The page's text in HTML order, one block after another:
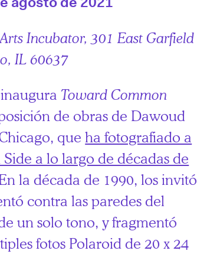
Incubator, 301 East Garfield
IL 60637
Toward Common
de obras de Dawoud
queha fotografiado a
a lo largo de décadas de
la década de 1990, los invitó
contra las paredes del
un solo tono, y fragmentó
fotos Polaroid de 20 x 24